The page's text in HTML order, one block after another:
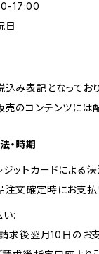
17:00
日
み表記となっており
売のコンテンツには
・時期
ットカードによる
注文確定時にお支払
い:
請求後翌月10日のお